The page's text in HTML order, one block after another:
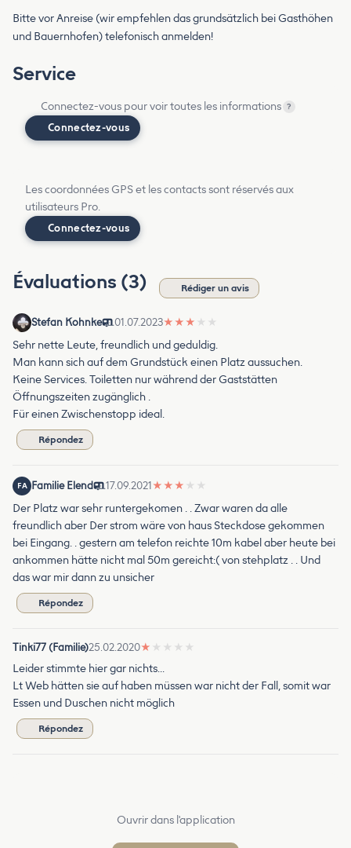
Bitte vor Anreise (wir empfehlen das grundsätzlich bei Gasthöhen
und Bauernhofen) telefonisch anmelden!
Service
Connectez-vous pour voir toutes les informations ?
Connectez-vous
Les coordonnées GPS et les contacts sont réservés aux
utilisateurs Pro.
Connectez-vous
Évaluations (3) Rédiger un avis
Stefan Kohnke 01.07.2023★ ★ ★ ★ ★
Sehr nette Leute, freundlich und geduldig.
Man kann sich auf dem Grundstück einen Platz aussuchen.
Keine Services. Toiletten nur während der Gaststätten
Öffnungszeiten zugänglich .
Für einen Zwischenstopp ideal.
Répondez
FA Familie Elend 17.09.2021★ ★ ★ ★ ★
Der Platz war sehr runtergekomen . . Zwar waren da alle
freundlich aber Der strom wäre von haus Steckdose gekommen
bei Eingang. . gestern am telefon reichte 10m kabel aber heute bei
ankommen hätte nicht mal 50m gereicht:( von stehplatz . . Und
das war mir dann zu unsicher
Répondez
Tinki77 (Familie)25.02.2020★ ★ ★ ★ ★
Leider stimmte hier gar nichts...
Lt Web hätten sie auf haben müssen war nicht der Fall, somit war
Essen und Duschen nicht möglich
Répondez
Ouvrir dans l'application